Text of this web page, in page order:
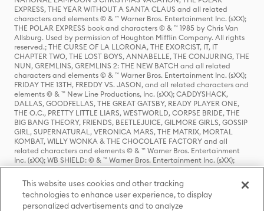
EXPRESS, THE YEAR WITHOUT A SANTA CLAUS and all related
characters and elements © & ™ Warner Bros. Entertainment Inc. (sXX);
THE POLAR EXPRESS book and characters © & ™ 1985 by Chris Van
Allsburg. Used by permission of Houghton Mifflin Company. All rights
reserved.; THE CURSE OF LA LLORONA, THE EXORCIST, IT, IT
CHAPTER TWO, THE LOST BOYS, ANNABELLE, THE CONJURING, THE
NUN, GREMLINS, GREMLINS 2: THE NEW BATCH and all related
characters and elements © & ™ Warner Bros. Entertainment Inc. (sXX);
FRIDAY THE 13TH, FREDDY VS. JASON, and all related characters and
elements © & ™ New Line Productions, Inc. (sXX); CADDYSHACK,
DALLAS, GOODFELLAS, THE GREAT GATSBY, READY PLAYER ONE,
THE O.C., PRETTY LITTLE LIARS, WESTWORLD, CORPSE BRIDE, THE
BIG BANG THEORY, FRIENDS, BEETLEJUICE, GILMORE GIRLS, GOSSIP
GIRL, SUPERNATURAL, VERONICA MARS, THE MATRIX, MORTAL
KOMBAT, WILLY WONKA & THE CHOCOLATE FACTORY and all
related characters and elements © & ™ Warner Bros. Entertainment
Inc. (sXX); WB SHIELD: © & ™ Warner Bros. Entertainment Inc. (sXX);
HOUSE OF THE DRAGON, GAME OF THRONES, and all related
characters and elements © & ™ Home Box Office, Inc. (sXX); CHILLING
ADVENTURES OF SABRINA, RIVERDALE © & ™ Warner Bros.
Entertainment Inc. Archie Comics and all related characters and
elements © & ™ Archie Comic Publications, Inc. Used with permission.
This website uses cookies and other tracking
technologies to enhance user experience, to display
personalized advertisements and to analyze